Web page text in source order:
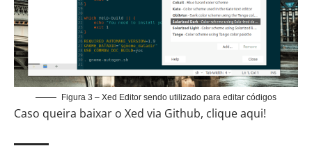
Figura 3 – Xed Editor sendo utilizado para editar códigos
Caso queira baixar o Xed via Github, clique aqui!